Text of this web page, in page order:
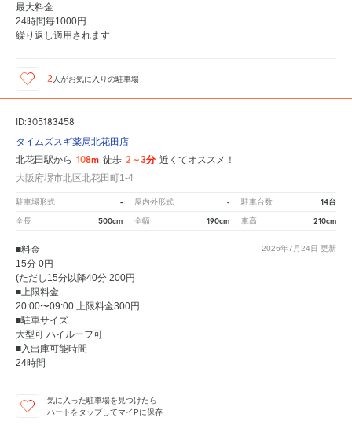
最大料金
24時間毎1000円
繰り返し適用されます
2 人がお気に入りの駐車場
ID:305183458
タイムズスギ薬局北花田店
北花田駅から 108m 徒歩 2～3分 近くてオススメ！
大阪府堺市北区北花田町1-4
駐車場形式 - 屋内外形式 - 駐車台数 14台
全長 500cm 全幅 190cm 車高 210cm
2026年7月24日 更新
■料金
15分 0円
(ただし15分以降40分 200円
■上限料金
20:00〜09:00 上限料金300円
■駐車サイズ
大型可 ハイルーフ可
■入出庫可能時間
24時間
気に入った駐車場を見つけたら
ハートをタップしてマイPに保存